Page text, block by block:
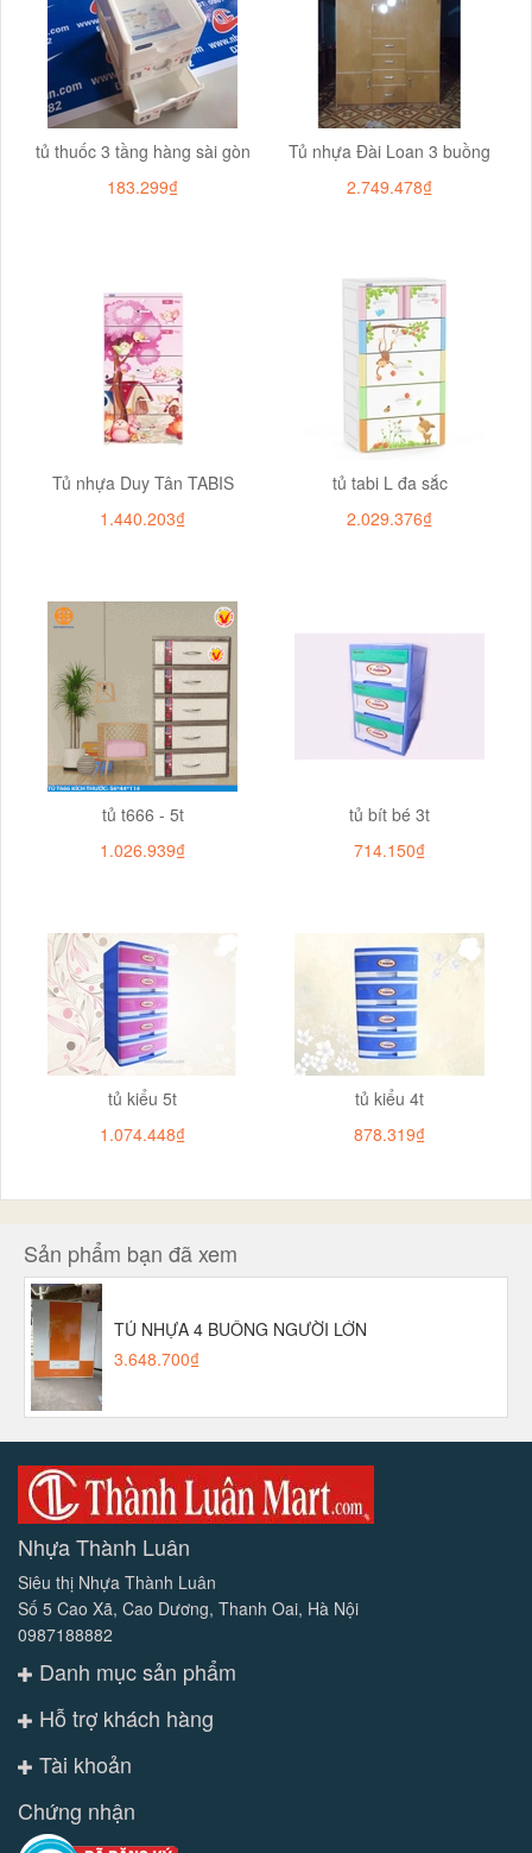
tủ thuốc 3 tầng hàng sài gòn
183.299₫
Tủ nhựa Đài Loan 3 buồng
2.749.478₫
Tủ nhựa Duy Tân TABIS
1.440.203₫
tủ tabi L đa sắc
2.029.376₫
tủ t666 - 5t
1.026.939₫
tủ bít bé 3t
714.150₫
tủ kiểu 5t
1.074.448₫
tủ kiểu 4t
878.319₫
Sản phẩm bạn đã xem
TỦ NHỰA 4 BUỒNG NGƯỜI LỚN
3.648.700₫
Nhựa Thành Luân
Siêu thị Nhựa Thành Luân
Số 5 Cao Xã, Cao Dương, Thanh Oai, Hà Nội
0987188882
Danh mục sản phẩm
Hỗ trợ khách hàng
Tài khoản
Chứng nhận